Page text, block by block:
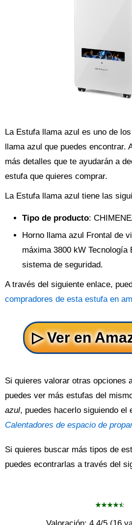
La Estufa llama azul es uno de
llama azul que puedes encontrar.
más detalles que te ayudarán a
estufa que quieres comprar.
La Estufa llama azul tiene las
Tipo de producto:
Horno llama azul Frontal de
máxima 3800 kW Tecnología
sistema de seguridad.
A través del siguiente enlace,
compradores de esta estufa en
Si quieres valorar otras opciones
puedes ver más estufas del
azul, puedes hacerlo siguiendo el
Calentadores de espacio de
Si quieres buscar más tipos de
puedes econtrarlas a través del
Valoración: 4.4/5 (16